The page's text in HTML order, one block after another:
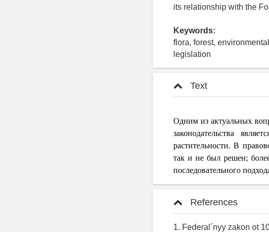
its relationship with the
Keywords:
flora, forest,
legislation
Text
Одним из актуальных
законодательства
растительности. В
так и не был решен;
последовательного
References
1. Federal´nyy zakon ot